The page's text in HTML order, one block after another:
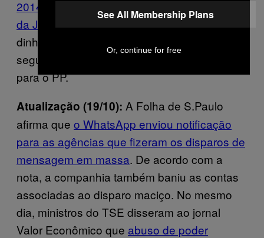
2014, o PP, recebeu propina de R$ 200 mil
da JBS
. Bolsonaro afirma ter recebido o
dinheiro diretamente em sua conta para, em
seguida, em vez de devolver a JBS, mandar
para o PP.
Atualização (19/10): A Folha de S.Paulo
afirma que o WhatsApp enviou notificação
para as agências que fizeram os disparos de
mensagem em massa. De acordo com a
nota, a companhia também baniu as contas
associadas ao disparo maciço. No mesmo
dia, ministros do TSE disseram ao jornal
Valor Econômico que abuso de poder
See All Membership Plans
Or, continue for free